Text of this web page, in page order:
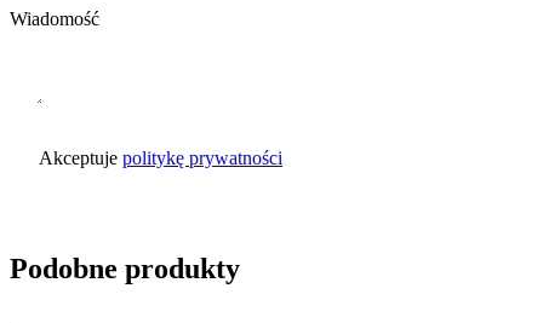
Wiadomość
Akceptuje politykę prywatności
Podobne produkty